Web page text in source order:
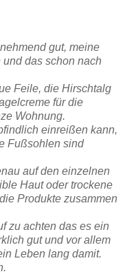
gut, meine
das schon nach
Feile, die Hirschtalg
für die
Wohnung.
einreißen kann,
Fußsohlen sind
auf den einzelnen
Haut oder trockene
Produkte zusammen
zu achten das es ein
gut und vor allem
Leben lang damit.